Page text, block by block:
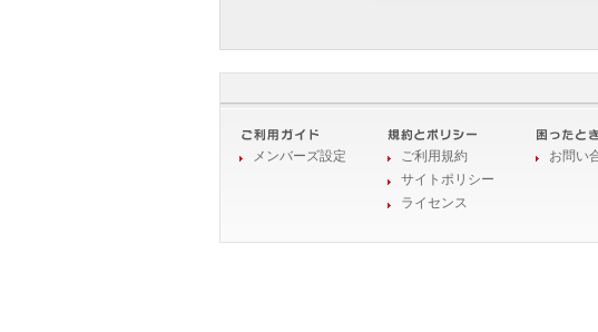
メンバーズ設定
ご利用規約
サイトポリシー
ライセンス
お問い